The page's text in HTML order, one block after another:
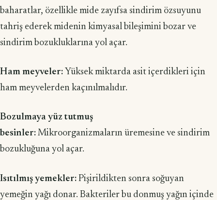
baharatlar, özellikle mide zayıfsa sindirim özsuyunu
tahriş ederek midenin kimyasal bileşimini bozar ve
sindirim bozukluklarına yol açar.
Ham meyveler: Yüksek miktarda asit içerdikleri için
ham meyvelerden kaçınılmalıdır.
Bozulmaya yüz tutmuş
besinler: Mikroorganizmaların üremesine ve sindirim
bozukluğuna yol açar.
Isıtılmış yemekler: Pişirildikten sonra soğuyan
yemeğin yağı donar. Bakteriler bu donmuş yağın içinde